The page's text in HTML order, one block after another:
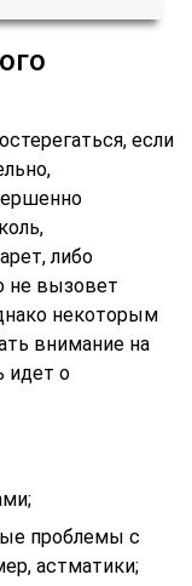
если
либо
не вызовет
некоторым
внимание на
идет о
проблемы с
астматики;